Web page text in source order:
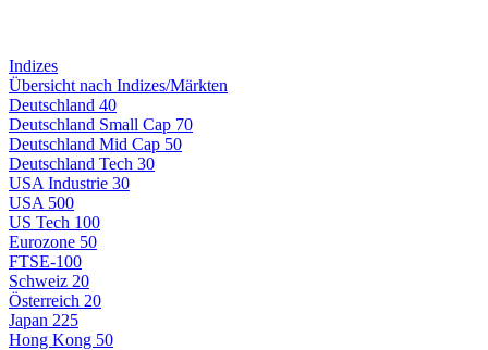
Indizes
Übersicht nach Indizes/Märkten
Deutschland 40
Deutschland Small Cap 70
Deutschland Mid Cap 50
Deutschland Tech 30
USA Industrie 30
USA 500
US Tech 100
Eurozone 50
FTSE-100
Schweiz 20
Österreich 20
Japan 225
Hong Kong 50